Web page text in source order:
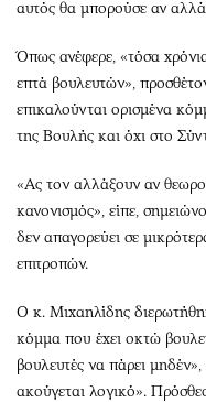
αυτός θα μπορούσε αν
Όπως ανέφερε, «τόσα
επτά βουλευτών»,
επικαλούνται ορισμένα
της Βουλής και όχι στο
«Ας τον αλλάξουν αν
κανονισμός», είπε,
δεν απαγορεύει σε
επιτροπών.
Ο κ. Μιχαηλίδης
κόμμα που έχει οκτώ
βουλευτές να πάρει μηδέν»,
ακούγεται λογικό».